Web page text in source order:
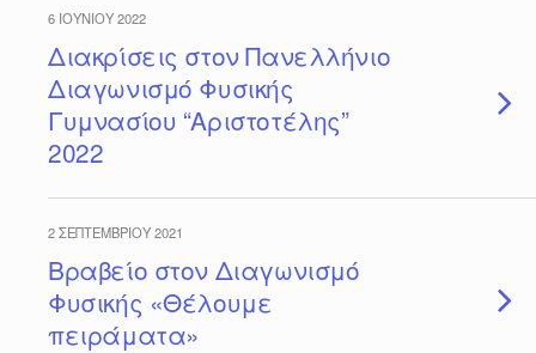
6 ΙΟΥΝΊΟΥ 2022
Διακρίσεις στον Πανελλήνιο
Διαγωνισμό Φυσικής
Γυμνασίου “Αριστοτέλης”
2022
2 ΣΕΠΤΕΜΒΡΊΟΥ 2021
Βραβείο στον Διαγωνισμό
Φυσικής «Θέλουμε
πειράματα»